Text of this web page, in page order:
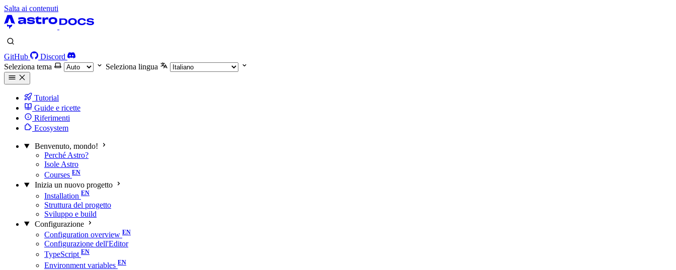
Salta ai contenuti
GitHub
Discord
Seleziona tema
Seleziona lingua
Tutorial
Guide e ricette
Riferimenti
Ecosystem
Benvenuto, mondo!
Perché Astro?
Isole Astro
Courses
Inizia un nuovo progetto
Installation
Struttura del progetto
Sviluppo e build
Configurazione
Configuration overview
Configurazione dell'Editor
TypeScript
Environment variables